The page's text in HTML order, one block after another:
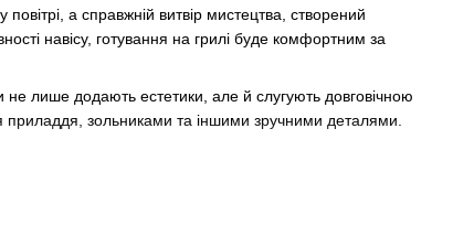
а справжній витвір мистецтва, створений
навісу, готування на грилі буде комфортним за
не лише додають естетики, але й слугують довговічною
зольниками та іншими зручними деталями.